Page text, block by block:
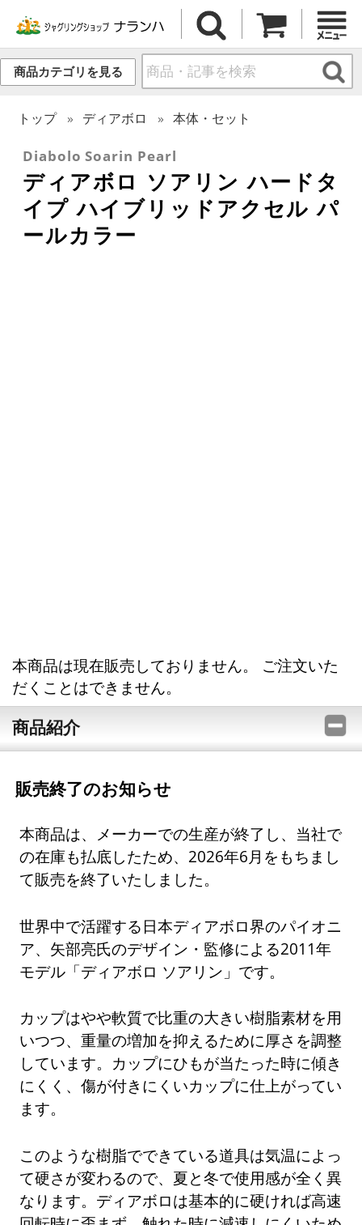
商品カテゴリを見る
トップ ディアボロ 本体・セット
Diabolo Soarin Pearl
ディアボロ ソアリン ハードタ
イプ ハイブリッドアクセル パ
ールカラー
本商品は現在販売しておりません。 ご注文いた
だくことはできません。
商品紹介
販売終了のお知らせ
本商品は、メーカーでの生産が終了し、当社で
の在庫も払底したため、2026年6月をもちまし
て販売を終了いたしました。
世界中で活躍する日本ディアボロ界のパイオニ
ア、矢部亮氏のデザイン・監修による2011年
モデル「ディアボロ ソアリン」です。
カップはやや軟質で比重の大きい樹脂素材を用
いつつ、重量の増加を抑えるために厚さを調整
しています。カップにひもが当たった時に傾き
にくく、傷が付きにくいカップに仕上がってい
ます。
このような樹脂でできている道具は気温によっ
て硬さが変わるので、夏と冬で使用感が全く異
なります。ディアボロは基本的に硬ければ高速